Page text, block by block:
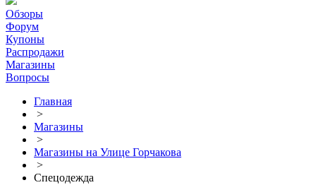
Обзоры
Форум
Купоны
Распродажи
Магазины
Вопросы
Главная
>
Магазины
>
Магазины на Улице Горчакова
>
Спецодежда